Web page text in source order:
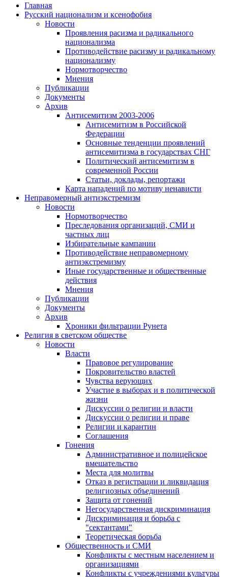
Главная
Русский национализм и ксенофобия
Новости
Проявления расизма и радикального
национализма
Противодействие расизму и радикальному
национализму
Нормотворчество
Мнения
Публикации
Документы
Архив
Антисемитизм 2003-2006
Антисемитизм в Российской
Федерации
Основные тенденции проявлений
антисемитизма в государствах СНГ
Политический антисемитизм в
современной России
Статьи, доклады, репортажи
Карта нападений по мотиву ненависти
Неправомерный антиэкстремизм
Новости
Нормотворчество
Преследования организаций, СМИ и
частных лиц
Избирательные кампании
Противодействие неправомерному
антиэкстремизму
Иные государственные и общественные
действия
Мнения
Публикации
Документы
Архив
Хроники фильтрации Рунета
Религия в светском обществе
Новости
Власти
Правовое регулирование
Покровительство властей
Чувства верующих
Участие в выборах и в политической
жизни
Дискуссии о религии и власти
Дискуссии о религии и праве
Религии и карантин
Соглашения
Гонения
Административное и полицейское
вмешательство
Места для молитвы
Отказ в регистрации и ликвидация
религиозных объединений
Защита от гонений
Негосударственная дискриминация
Дискриминация и борьба с
"сектантами"
Теоретическая борьба
Общественность и СМИ
Конфликты с местным населением и
организациями
Конфликты с учреждениями культуры